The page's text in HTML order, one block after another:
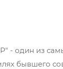
один из
бывшего